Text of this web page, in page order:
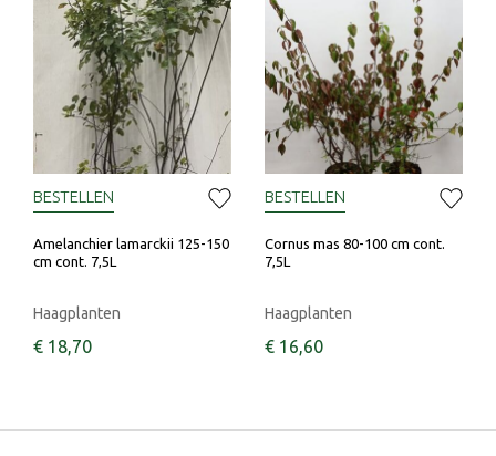
Amelanchier lamarckii 125-150
cm cont. 7,5L
Haagplanten
€ 18,70
BESTELLEN
Cornus mas 80-100 cm cont.
7,5L
Haagplanten
€ 16,60
BESTELLEN